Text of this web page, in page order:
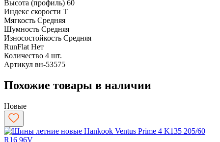
Высота (профиль) 60
Индекс скорости T
Мягкость Средняя
Шумность Средняя
Износостойкость Средняя
RunFlat Нет
Количество 4 шт.
Артикул вн-53575
Похожие товары в наличии
Новые